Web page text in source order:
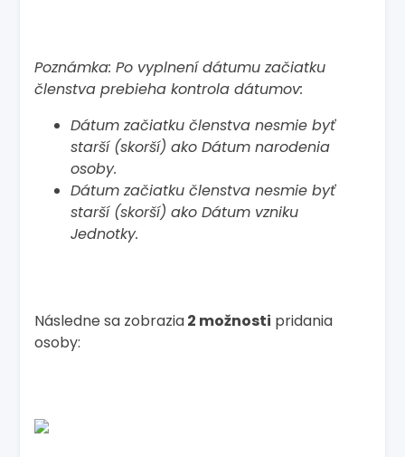
Poznámka: Po vyplnení dátumu začiatku
členstva prebieha kontrola dátumov:
Dátum začiatku členstva nesmie byť
starší (skorší) ako Dátum narodenia
osoby.
Dátum začiatku členstva nesmie byť
starší (skorší) ako Dátum vzniku
Jednotky.
Následne sa zobrazia2 možnosti pridania
osoby: